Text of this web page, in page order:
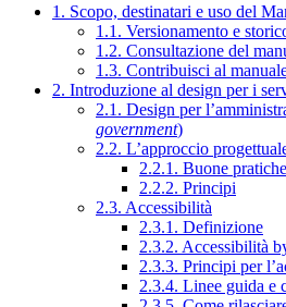
1. Scopo, destinatari e uso del
1.1. Versionamento e
1.2. Consultazione del
1.3. Contribuisci al
2. Introduzione al design per i
2.1. Design per
government)
2.2. L’approccio
2.2.1. Buone pratiche
2.2.2. Principi
2.3. Accessibilità
2.3.1. Definizione
2.3.2. Accessibilità
2.3.3. Principi per
2.3.4. Linee guida e